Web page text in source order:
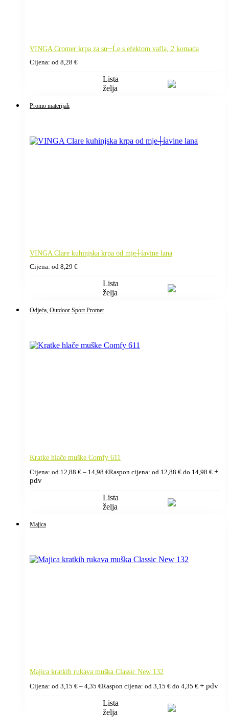
VINGA Cromer krpa za su─Ĺe s efektom vafla, 2 komada
Cijena: od 8,28 €
Lista
želja
Promo materijali
VINGA Clare kuhinjska krpa od mje┼íavine lana
Cijena: od 8,29 €
Lista
želja
Odjeća, Outdoor Sport Promet
Kratke hlače muške Comfy 611
Cijena: od 12,88 € – 14,98 €Raspon cijena: od 12,88 € do 14,98 € +
pdv
Lista
želja
Majica
Majica kratkih rukava muška Classic New 132
Cijena: od 3,15 € – 4,35 €Raspon cijena: od 3,15 € do 4,35 € + pdv
Lista
želja